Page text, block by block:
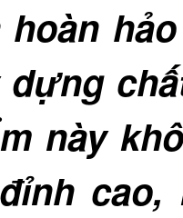
dựng
này